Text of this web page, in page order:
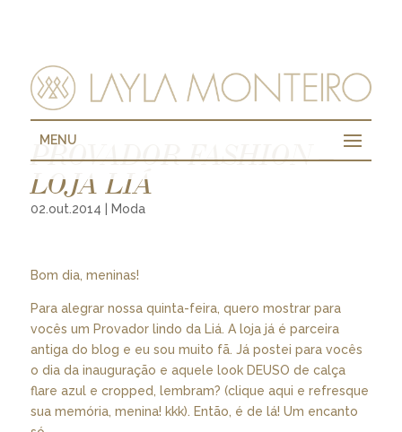
MENU
PROVADOR FASHION –
LOJA LIÁ
02.out.2014 Moda
Bom dia, meninas!
Para alegrar nossa quinta-feira, quero mostrar para
vocês um Provador lindo da Liá. A loja já é parceira
antiga do blog e eu sou muito fã. Já postei para vocês
o dia da inauguração e aquele look DEUSO de calça
flare azul e cropped, lembram? (clique aqui e refresque
sua memória, menina! kkk). Então, é de lá! Um encanto